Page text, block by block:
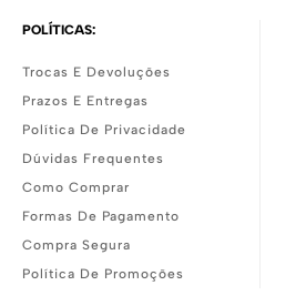
POLÍTICAS:
Trocas E Devoluções
Prazos E Entregas
Política De Privacidade
Dúvidas Frequentes
Como Comprar
Formas De Pagamento
Compra Segura
Política De Promoções